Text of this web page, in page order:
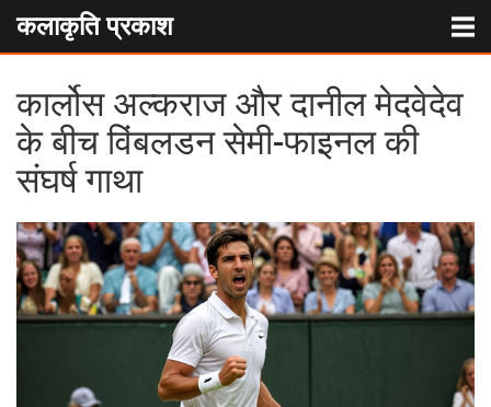
कलाकृति प्रकाश
कार्लोस अल्कराज और दानील मेदवेदेव
के बीच विंबलडन सेमी-फाइनल की
संघर्ष गाथा